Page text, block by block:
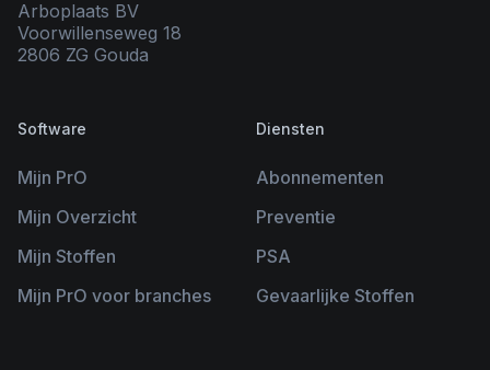
Arboplaats BV
Voorwillenseweg 18
2806 ZG Gouda
Software
Mijn PrO
Mijn Overzicht
Mijn Stoffen
Mijn PrO voor branches
Diensten
Abonnementen
Preventie
PSA
Gevaarlijke Stoffen